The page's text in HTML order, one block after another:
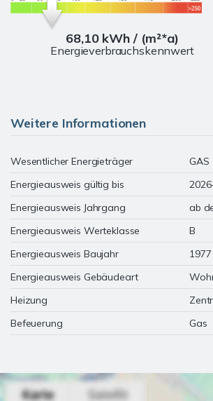
68,10 kWh / (m²*a)
Energieverbrauchskennwert
Weitere Informationen
Wesentlicher Energieträger
GAS
Energieausweis gültig bis
Energieausweis Jahrgang
ab
Energieausweis Werteklasse
B
Energieausweis Baujahr
1977
Energieausweis Gebäudeart
Heizung
Befeuerung
Gas